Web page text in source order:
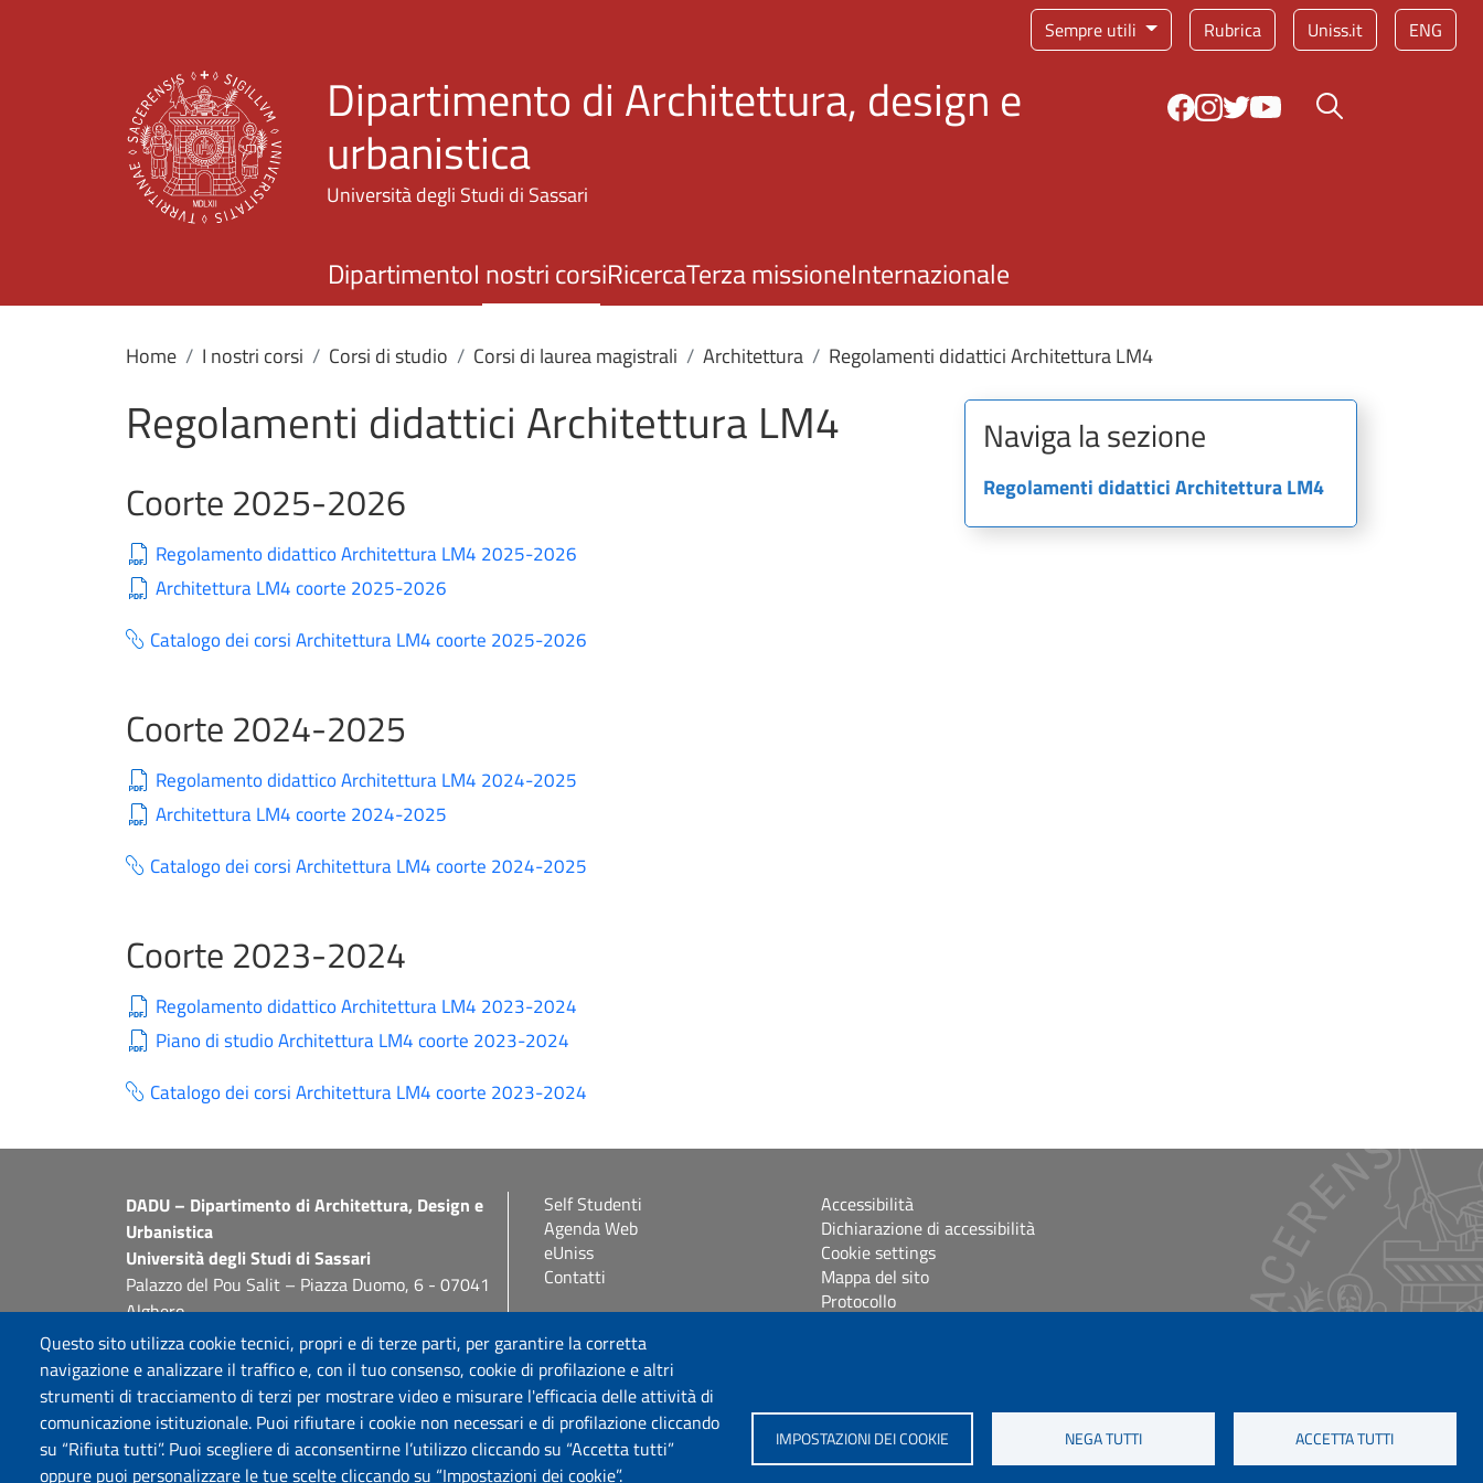
Sempre utili Rubrica Uniss.it ENG
Questo sito utilizza cookie tecnici, propri e di terze parti, per garantire la corretta
navigazione e analizzare il traffico e, con il tuo consenso, cookie di profilazione e altri
strumenti di tracciamento di terzi per mostrare video e misurare l'efficacia delle attività di
comunicazione istituzionale. Puoi rifiutare i cookie non necessari e di profilazione cliccando
su “Rifiuta tutti”. Puoi scegliere di acconsentirne l’utilizzo cliccando su “Accetta tutti”
oppure puoi personalizzare le tue scelte cliccando su “Impostazioni dei cookie”.
IMPOSTAZIONI DEI COOKIE NEGA TUTTI ACCETTA TUTTI
Dipartimento di Architettura, design e
urbanistica
Università degli Studi di Sassari
Bottone cerca
DipartimentoI nostri corsiRicercaTerza missioneInternazionale
Home I nostri corsi Corsi di studio Corsi di laurea magistrali Architettura Regolamenti didattici Architettura LM4
Regolamenti didattici Architettura LM4
Coorte 2025-2026
Regolamento didattico Architettura LM4 2025-2026
Architettura LM4 coorte 2025-2026
Catalogo dei corsi Architettura LM4 coorte 2025-2026
Coorte 2024-2025
Regolamento didattico Architettura LM4 2024-2025
Architettura LM4 coorte 2024-2025
Catalogo dei corsi Architettura LM4 coorte 2024-2025
Coorte 2023-2024
Regolamento didattico Architettura LM4 2023-2024
Piano di studio Architettura LM4 coorte 2023-2024
Catalogo dei corsi Architettura LM4 coorte 2023-2024
Naviga la sezione
Regolamenti didattici Architettura LM4
DADU – Dipartimento di Architettura, Design e
Urbanistica
Università degli Studi di Sassari
Palazzo del Pou Salit – Piazza Duomo, 6 - 07041
Alghero
dip.architettura.design.urbanistica@pec.uniss.it
aaadip@uniss.it
Self Studenti
Agenda Web
eUniss
Contatti
Accessibilità
Dichiarazione di accessibilità
Cookie settings
Mappa del sito
Protocollo
Seguici su